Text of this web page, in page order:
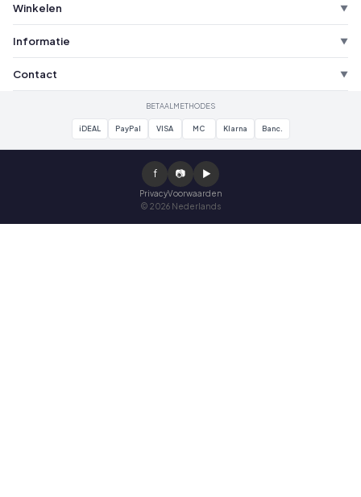
Winkelen ▼
Informatie ▼
Contact ▼
BETAALMETHODES
iDEAL PayPal VISA MC Klarna Banc.
f 📷 ▶
PrivacyVoorwaarden
© 2026 Nederlands